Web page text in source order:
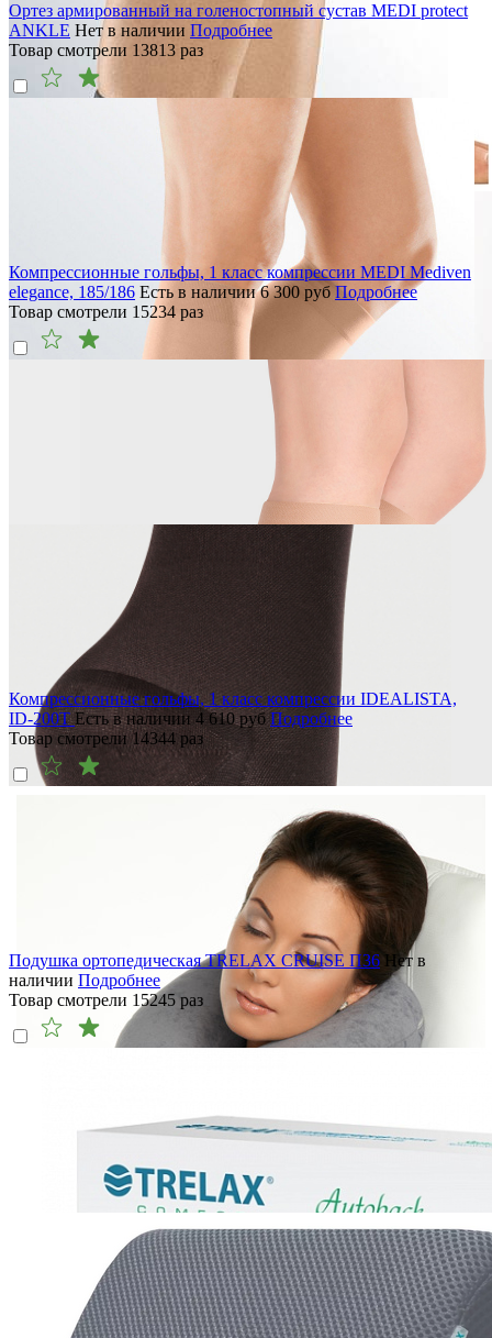
Ортез армированный на голеностопный сустав MEDI protect
ANKLE Нет в наличии Подробнее
Товар смотрели 13813 раз
Компрессионные гольфы, 1 класс компрессии MEDI Mediven
elegance, 185/186 Есть в наличии 6 300 руб Подробнее
Товар смотрели 15234 раз
Компрессионные гольфы, 1 класс компрессии IDEALISTA,
ID-200TЕсть в наличии 4 610руб Подробнее
Товар смотрели14344 раз
Подушка ортопедическая TRELAX CRUISE П36 Нет в
наличии Подробнее
Товар смотрели 15245 раз